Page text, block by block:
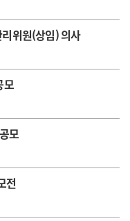
위원(상임) 의사
모
모
전